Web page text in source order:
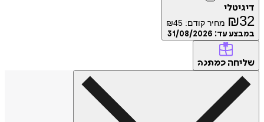
דיגיטלי
₪32 מחיר קודם: ₪45
במבצע עד: 31/08/2026
שליחה כמתנה